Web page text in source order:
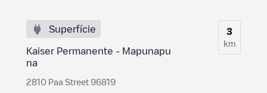
Superfície
Kaiser Permanente - Mapunapu
na
2810 Paa Street 96819
3
km